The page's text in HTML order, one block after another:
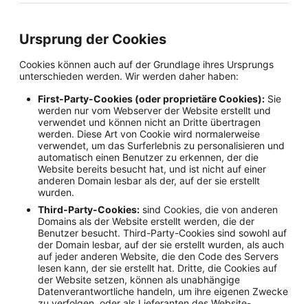
Ursprung der Cookies
Cookies können auch auf der Grundlage ihres Ursprungs
unterschieden werden. Wir werden daher haben:
First-Party-Cookies (oder proprietäre Cookies): Sie
werden nur vom Webserver der Website erstellt und
verwendet und können nicht an Dritte übertragen
werden. Diese Art von Cookie wird normalerweise
verwendet, um das Surferlebnis zu personalisieren und
automatisch einen Benutzer zu erkennen, der die
Website bereits besucht hat, und ist nicht auf einer
anderen Domain lesbar als der, auf der sie erstellt
wurden.
Third-Party-Cookies: sind Cookies, die von anderen
Domains als der Website erstellt werden, die der
Benutzer besucht. Third-Party-Cookies sind sowohl auf
der Domain lesbar, auf der sie erstellt wurden, als auch
auf jeder anderen Website, die den Code des Servers
lesen kann, der sie erstellt hat. Dritte, die Cookies auf
der Website setzen, können als unabhängige
Datenverantwortliche handeln, um ihre eigenen Zwecke